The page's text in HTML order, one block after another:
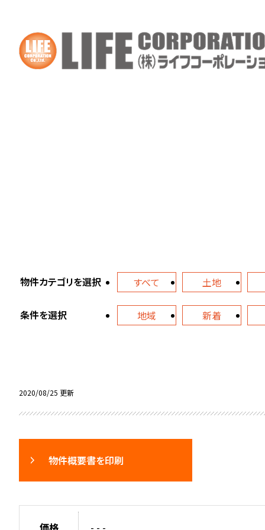
物件カテゴリを選択 すべて 土地
条件を選択 地域 新着
2020/08/25 更新
物件概要書を印刷
価格 - - -